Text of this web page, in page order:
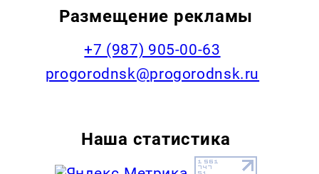
Размещение рекламы
+7 (987) 905-00-63
progorodnsk@progorodnsk.ru
Наша статистика